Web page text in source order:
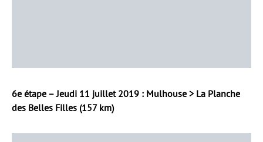
6e étape – Jeudi 11 juillet 2019 : Mulhouse > La Planche
des Belles Filles (157 km)